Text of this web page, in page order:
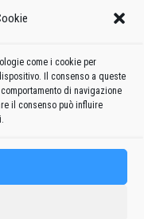
come i cookie per
Il consenso a queste
di navigazione
il consenso può influire
e
Lascia un commento
delle